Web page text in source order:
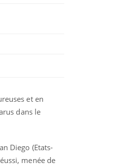
et en
dans le
Diego (Etats-
menée de